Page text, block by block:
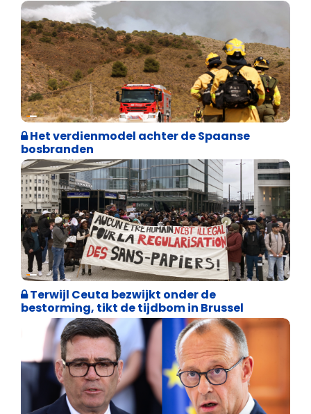
Internationale politiek
Het verdienmodel achter de Spaanse
bosbranden
Asiel en Migratie
Terwijl Ceuta bezwijkt onder de
bestorming, tikt de tijdbom in Brussel